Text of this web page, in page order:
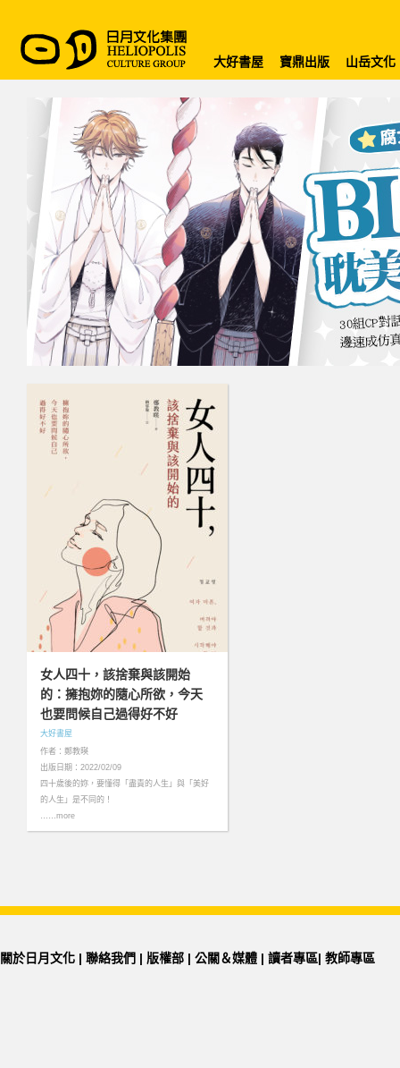
大好書屋 寶鼎出版 山岳文化
女人四十，該捨棄與該開始
的：擁抱妳的隨心所欲，今天
也要問候自己過得好不好
大好書屋
作者：鄭教暎
出版日期：2022/02/09
四十歲後的妳，要懂得「盡責的人生」與「美好
的人生」是不同的！
……more
關於日月文化 | 聯絡我們 | 版權部 | 公關＆媒體 | 讀者專區| 教師專區